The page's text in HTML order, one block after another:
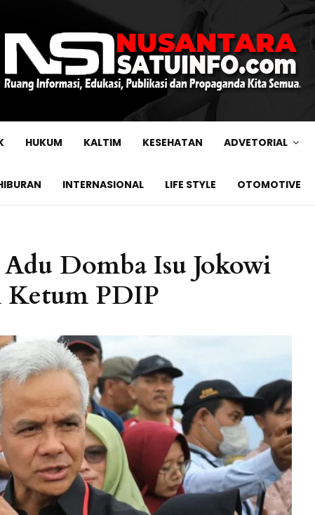
HUKUM KALTIM KESEHATAN ADVETORIAL
INTERNASIONAL LIFE STYLE OTOMOTIVE
Domba Isu Jokowi
Ketum PDIP